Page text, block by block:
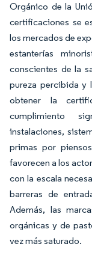
Orgánico de la
certificaciones se
los mercados de
estanterías
conscientes de la
pureza percibida y
obtener la
cumplimiento
instalaciones,
primas por
favorecen a los
con la escala
barreras de
Además, las
orgánicas y de
vez más saturado.